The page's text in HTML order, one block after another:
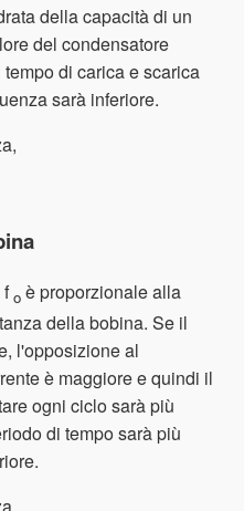
della capacità di un
del condensatore
di carica e scarica
sarà inferiore.
fo è proporzionale alla
della bobina. Se il
l'opposizione al
è maggiore e quindi il
ogni ciclo sarà più
di tempo sarà più